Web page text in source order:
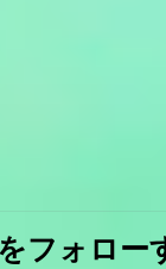
フォロー